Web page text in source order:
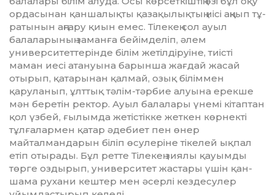
ордасынан қан­ша­лықты қазақылықтың иісі аңқып тұ­
ра­тынын аңғару қиын емес. Тілекең сол ауыл
балаларының заманға бейімделіп, әлем
университеттерінде білім жетіл­діруі­не, тиісті
маман иесі атануына барынша жағдай жасай
отырып, қатарынан қалмай, озық біліммен
қаруланып, ұлт­тық тәлім-тәрбие алуына ерекше
мән бе­­ретін ректор. Ауыл балалары үнемі кі­тап­тан
қол үзбей, ғылымда жетістікке жет­кен көрнекті
тұлғалармен қатар әде­биет пен өнер
майталмандарын біліп өсу­­леріне тікелей ықпал
етіп отырады. Бұл ретте Тілекең зиялы қауымды
төрге оз­дырып, университет жастары үшін қан­
шама рухани кештер мен әсерлі кездесулер